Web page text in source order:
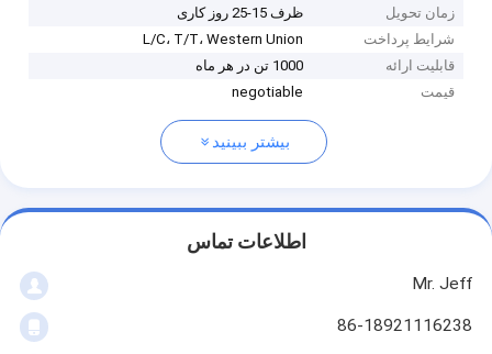
زمان تحویل
ظرف 15-25 روز کاری
شرایط پرداخت
L/C، T/T، Western Union
قابلیت ارائه
1000 تن در هر ماه
قیمت
negotiable
بیشتر ببینید
اطلاعات تماس
Mr. Jeff
86-18921116238